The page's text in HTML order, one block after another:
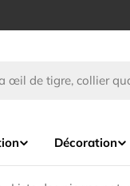
Décoration